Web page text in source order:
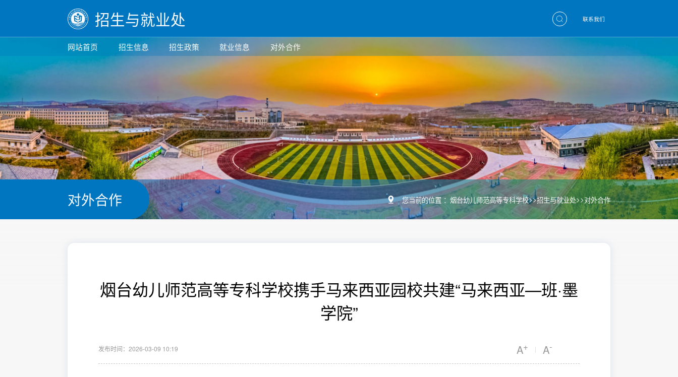
招生与就业处 联系我们
网站首页 招生信息 招生政策 就业信息 对外合作
对外合作 您当前的位置 ： 烟台幼儿师范高等专科学校>>招生与就业处>>对外合作
烟台幼儿师范高等专科学校携手马来西亚园校共建“马来西亚—班·墨
学院”
发布时间：2026-03-09 10:19 A+ | A-